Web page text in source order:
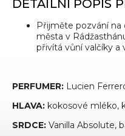
DETAILNÍ POPIS
Přijměte pozvání na
města v
přivítá vůní valčíky a
PERFUMER: Lucien
HLAVA: kokosové mléko,
SRDCE: Vanilla Absolute,